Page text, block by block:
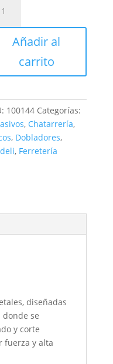
Añadir al
carrito
100144 Categorías:
, Chatarrería,
, Dobladores,
, Ferretería
diseñadas
se
y corte
fuerza y alta